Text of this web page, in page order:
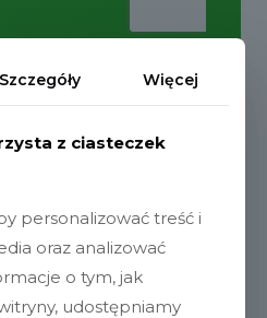
Szczegóły Więcej
z ciasteczek
personalizować treść i
oraz analizować
o tym, jak
udostępniamy